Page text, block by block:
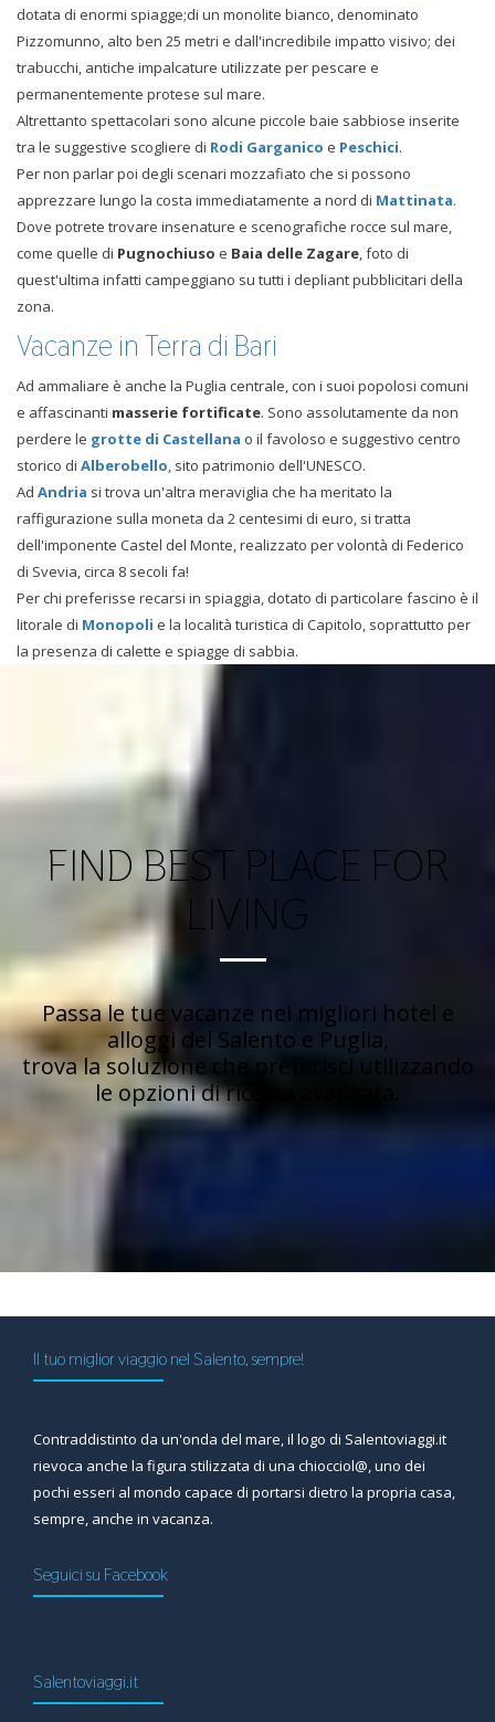
dotata di enormi spiagge;di un monolite bianco, denominato
Pizzomunno, alto ben 25 metri e dall'incredibile impatto visivo; dei
trabucchi, antiche impalcature utilizzate per pescare e
permanentemente protese sul mare.
Altrettanto spettacolari sono alcune piccole baie sabbiose inserite
tra le suggestive scogliere di Rodi Garganico e Peschici.
Per non parlar poi degli scenari mozzafiato che si possono
apprezzare lungo la costa immediatamente a nord di Mattinata.
Dove potrete trovare insenature e scenografiche rocce sul mare,
come quelle di Pugnochiuso e Baia delle Zagare, foto di
quest'ultima infatti campeggiano su tutti i depliant pubblicitari della
zona.
Vacanze in Terra di Bari
Ad ammaliare è anche la Puglia centrale, con i suoi popolosi comuni
e affascinanti masserie fortificate. Sono assolutamente da non
perdere le grotte di Castellana o il favoloso e suggestivo centro
storico di Alberobello, sito patrimonio dell'UNESCO.
Ad Andria si trova un'altra meraviglia che ha meritato la
raffigurazione sulla moneta da 2 centesimi di euro, si tratta
dell'imponente Castel del Monte, realizzato per volontà di Federico
di Svevia, circa 8 secoli fa!
Per chi preferisse recarsi in spiaggia, dotato di particolare fascino è il
litorale di Monopoli e la località turistica di Capitolo, soprattutto per
la presenza di calette e spiagge di sabbia.
FIND BEST PLACE FOR
LIVING
Passa le tue vacanze nei migliori hotel e
alloggi del Salento e Puglia,
trova la soluzione che preferisci utilizzando
le opzioni di ricerca avanzata.
Il tuo miglior viaggio nel Salento, sempre!
Contraddistinto da un'onda del mare, il logo di Salentoviaggi.it
rievoca anche la figura stilizzata di una chiocciol@, uno dei
pochi esseri al mondo capace di portarsi dietro la propria casa,
sempre, anche in vacanza.
Seguici su Facebook
Salentoviaggi.it